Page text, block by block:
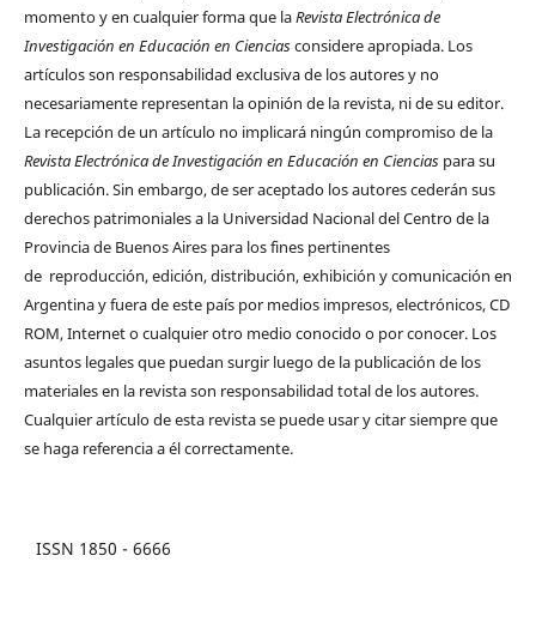
momento y en cualquier forma que laRevista Electrónica de
Investigación en Educación en Cienciasconsidere apropiada. Los
artículos son responsabilidad exclusiva de los autores y no
necesariamente representan la opinión de la revista, ni de su editor.
La recepción de un artículo no implicará ningún compromiso de la
Revista Electrónica de Investigación en Educación en Cienciaspara su
publicación. Sin embargo, de ser aceptado los autores cederán sus
derechos patrimoniales a la Universidad Nacional del Centro de la
Provincia de Buenos Aires para los fines pertinentes
de reproducción, edición, distribución, exhibición y comunicación en
Argentina y fuera de este país por medios impresos, electrónicos, CD
ROM, Internet o cualquier otro medio conocido o por conocer. Los
asuntos legales que puedan surgir luego de la publicación de los
materiales en la revista son responsabilidad total de los autores.
Cualquier artículo de esta revista se puede usar y citar siempre que
se haga referencia a él correctamente.
ISSN 1850 - 6666